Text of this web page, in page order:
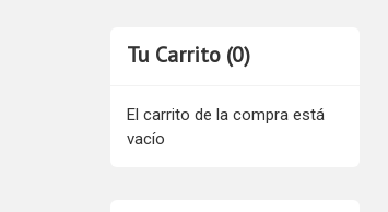
Tu Carrito (0)
El carrito de la compra está
vacío